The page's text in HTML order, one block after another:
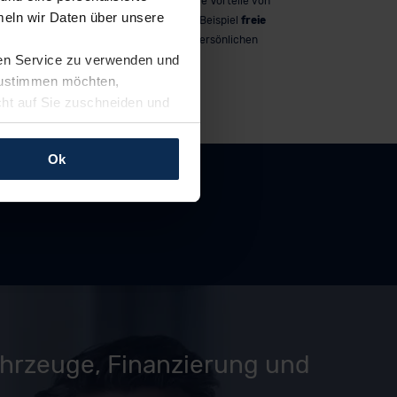
wir Daten über unsere
Service zu verwenden und
möchten,
auf Sie zuschneiden und
jederzeit anpassen
datenschutz@meinauto.de
Ok
einfach
MeinAuto.de wie zum Beispielfreie
und persönlichen
Ansprechpartner.
Finanzierung und